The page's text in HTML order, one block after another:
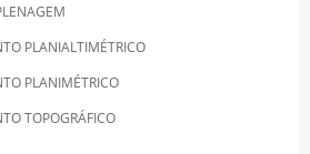
PLANIALTIMÉTRICO
PLANIMÉTRICO
TOPOGRÁFICO